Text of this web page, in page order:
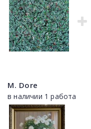
M. Dore
в наличии 1 работа